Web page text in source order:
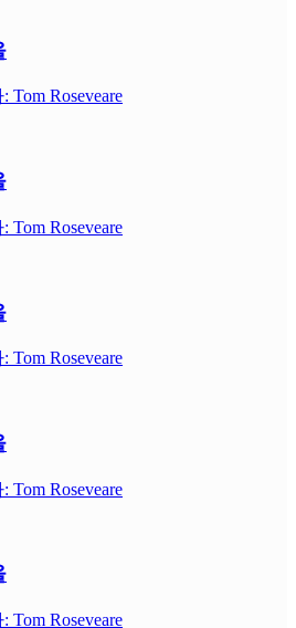
Tom Roseveare
Tom Roseveare
Tom Roseveare
Tom Roseveare
Tom Roseveare